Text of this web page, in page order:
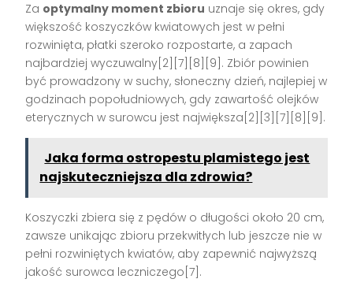
Za optymalny moment zbioru uznaje się okres, gdy
większość koszyczków kwiatowych jest w pełni
rozwinięta, płatki szeroko rozpostarte, a zapach
najbardziej wyczuwalny[2][7][8][9]. Zbiór powinien
być prowadzony w suchy, słoneczny dzień, najlepiej w
godzinach popołudniowych, gdy zawartość olejków
eterycznych w surowcu jest największa[2][3][7][8][9].
Jaka forma ostropestu plamistego jest
najskuteczniejsza dla zdrowia?
Koszyczki zbiera się z pędów o długości około 20 cm,
zawsze unikając zbioru przekwitłych lub jeszcze nie w
pełni rozwiniętych kwiatów, aby zapewnić najwyższą
jakość surowca leczniczego[7].